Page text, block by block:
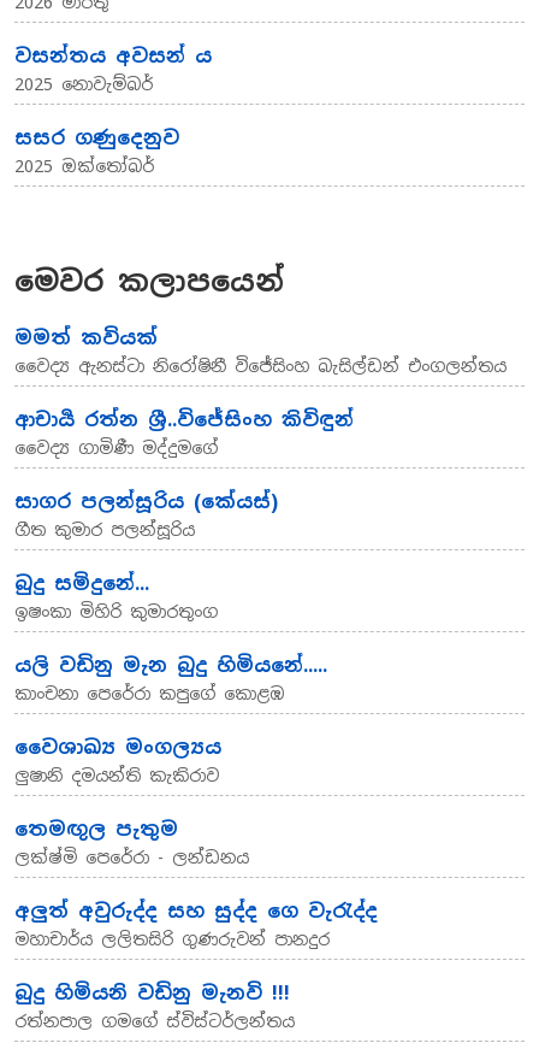
වසන්තය අවසන්‍ ය
2025 නොවැම්බර්
සසර ගණුදෙනුව
2025 ඔක්තෝබර්
මෙවර කලාපයෙන්
මමත් කවියක්
වෛද්‍ය ඇනස්ටා නිරෝෂිනී විජේසිංහ බැසිල්ඩන් එංගලන්තය
ආචාර්‍ය රත්න ශ්‍රී..විජේසිංහ කිවිඳුන්
වෛද්‍ය ගාමිණී මද්දුමගේ
සාගර පලන්සූරිය (කේයස්)
ගීත කුමාර පලන්සූරිය
බුදු සමිදුනේ...
ඉෂංකා මිහිරි කුමාරතුංග
යලි වඩිනු මැන බුදු හිමියනේ.....
කාංචනා පෙරේරා කපුගේ කොළඹ
වෛශාඛ්‍ය මංගල්‍යය
ලුෂානි දමයන්ති කැකිරාව
තෙමඟුල පැතුම
ලක්ෂ්මි පෙරේරා - ලන්ඩනය
අලුත් අවුරුද්ද සහ සුද්ද ගෙ වැරැද්ද
මහාචාර්ය ලලිතසිරි ගුණරුවන් පානදුර
බුදු හිමියනි වඩිනු මැනවි !!!
රත්නපාල ගමගේ ස්විස්ටර්ලන්තය